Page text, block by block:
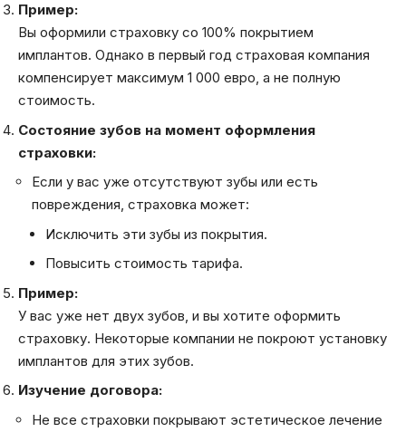
Пример:
Вы оформили страховку со 100% покрытием
имплантов. Однако в первый год страховая компания
компенсирует максимум 1 000 евро, а не полную
стоимость.
Состояние зубов на момент оформления
страховки:
Если у вас уже отсутствуют зубы или есть
повреждения, страховка может:
Исключить эти зубы из покрытия.
Повысить стоимость тарифа.
Пример:
У вас уже нет двух зубов, и вы хотите оформить
страховку. Некоторые компании не покроют установку
имплантов для этих зубов.
Изучение договора:
Не все страховки покрывают эстетическое лечение